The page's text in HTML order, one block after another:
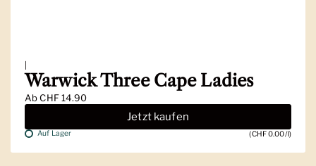
|
Warwick Three Cape Ladies
AbCHF 14.90
Jetzt kaufen
Auf Lager (CHF 0.00/l)